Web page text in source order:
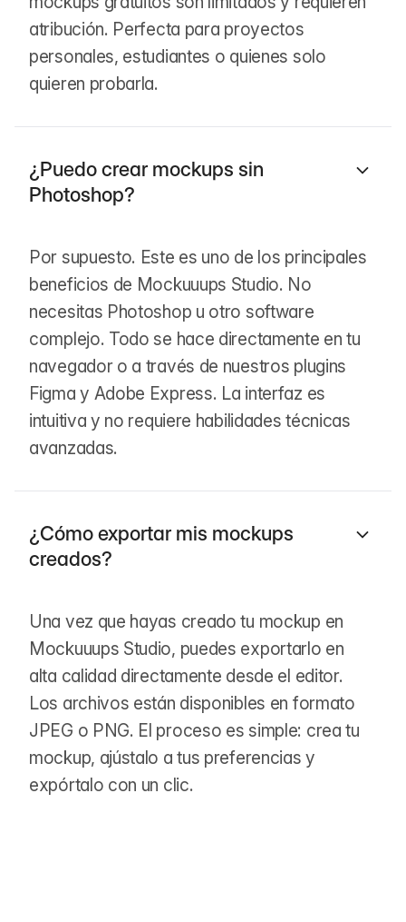
atribución. Perfecta para proyectos
personales, estudiantes o quienes solo
quieren probarla.
¿Puedo crear mockups sin
Photoshop?
Por supuesto. Este es uno de los principales
beneficios de Mockuuups Studio. No
necesitas Photoshop u otro software
complejo. Todo se hace directamente en tu
navegador o a través de nuestros plugins
Figma y Adobe Express. La interfaz es
intuitiva y no requiere habilidades técnicas
avanzadas.
¿Cómo exportar mis mockups
creados?
Una vez que hayas creado tu mockup en
Mockuuups Studio, puedes exportarlo en
alta calidad directamente desde el editor.
Los archivos están disponibles en formato
JPEG o PNG. El proceso es simple: crea tu
mockup, ajústalo a tus preferencias y
expórtalo con un clic.